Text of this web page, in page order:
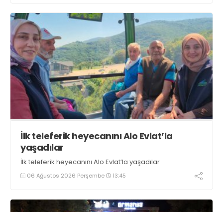
İlk teleferik heyecanını Alo Evlat’la
yaşadılar
İlk teleferik heyecanını Alo Evlat’la yaşadılar
06 Ağustos 2026 Perşembe 13:45